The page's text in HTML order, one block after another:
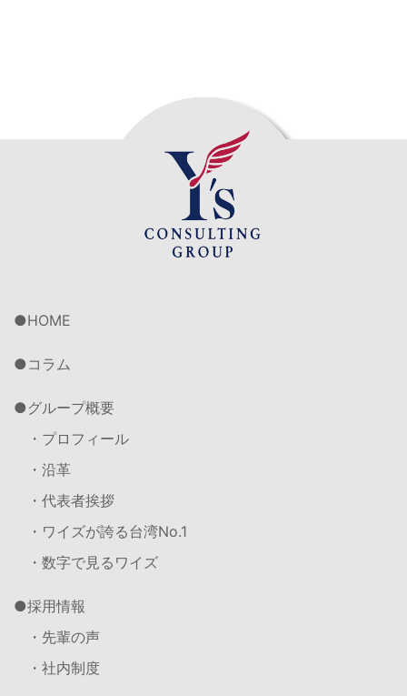
HOME
コラム
グループ概要
・プロフィール
・沿革
・代表者挨拶
・ワイズが誇る台湾No.1
・数字で見るワイズ
採用情報
・先輩の声
・社内制度